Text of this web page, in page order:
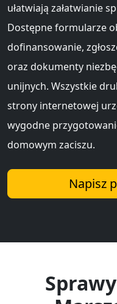
ułatwiają załatwianie
Dostępne formularze
dofinansowanie,
oraz dokumenty
unijnych. Wszystkie
strony internetowej
wygodne
domowym zaciszu.
Napisz